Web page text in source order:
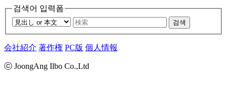
검색어 입력폼
검색
会社紹介 著作権 PC版 個人情報
ⓒ JoongAng Ilbo Co.,Ltd